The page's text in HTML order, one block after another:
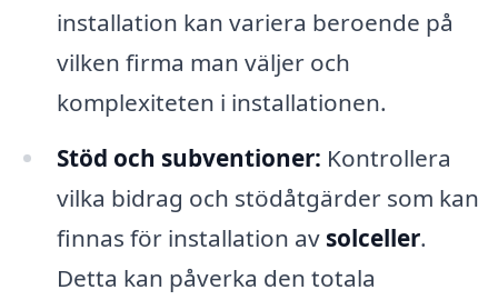
installation kan variera beroende på
vilken firma man väljer och
komplexiteten i installationen.
Stöd och subventioner: Kontrollera
vilka bidrag och stödåtgärder som kan
finnas för installation av solceller.
Detta kan påverka den totala